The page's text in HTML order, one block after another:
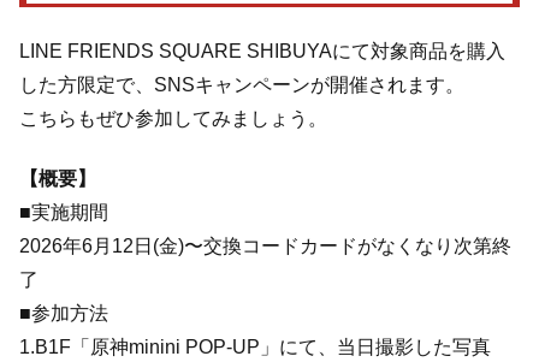
LINE FRIENDS SQUARE SHIBUYAにて対象商品を購入
した方限定で、SNSキャンペーンが開催されます。
こちらもぜひ参加してみましょう。
【概要】
■実施期間
2026年6月12日(金)〜交換コードカードがなくなり次第終
了
■参加方法
1.B1F「原神minini POP-UP」にて、当日撮影した写真